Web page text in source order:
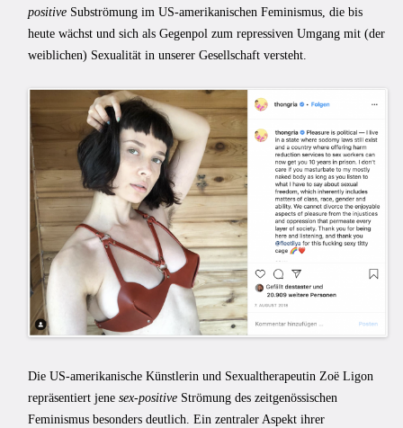
positive Subströmung im US-amerikanischen Feminismus, die bis
heute wächst und sich als Gegenpol zum repressiven Umgang mit (der
weiblichen) Sexualität in unserer Gesellschaft versteht.
Die US-amerikanische Künstlerin und Sexualtherapeutin Zoë Ligon
repräsentiert jene sex-positive Strömung des zeitgenössischen
Feminismus besonders deutlich. Ein zentraler Aspekt ihrer